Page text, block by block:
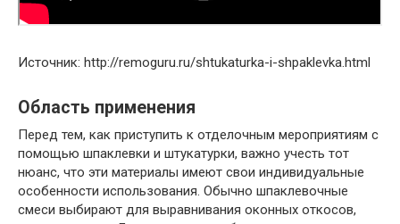
Источник: http://remoguru.ru/shtukaturka-i-shpaklevka.html
Область применения
Перед тем, как приступить к отделочным мероприятиям с
помощью шпаклевки и штукатурки, важно учесть тот
нюанс, что эти материалы имеют свои индивидуальные
особенности использования. Обычно шпаклевочные
смеси выбирают для выравнивания оконных откосов,